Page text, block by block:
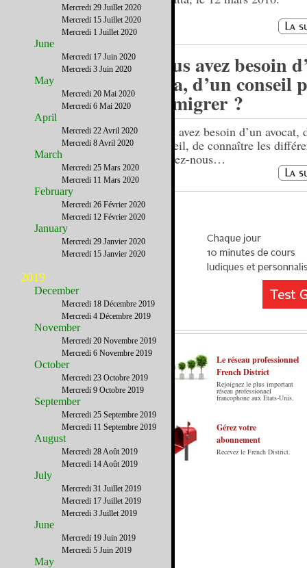
Vous avez besoin
visa, d’un conseil
immigrer ?
Vous avez besoin d’un avocat,
conseil, de connaître les
écrivez-nous…
Le French District est le premier guide sur
internet en Français sur les Etats-Unis.
Notre principe : Le meilleur des Etats-Unis
par ceux qui y vivent.
Le réseau professionnel
French District
Rejoignez le plus important
réseau professionnel
francophone aux Etats-Unis.
Gérez votre
abonnement
Recevez le French District.
Mercredi 29 Juillet 2020
Mercredi 15 Juillet 2020
Mercredi 1 Juillet 2020
June
Mercredi 17 Juin 2020
Mercredi 3 Juin 2020
May
Mercredi 20 Mai 2020
Mercredi 6 Mai 2020
April
Mercredi 22 Avril 2020
Mercredi 8 Avril 2020
March
Mercredi 25 Mars 2020
Mercredi 11 Mars 2020
February
Mercredi 26 Février 2020
Mercredi 12 Février 2020
January
Mercredi 29 Janvier 2020
Mercredi 15 Janvier 2020
2019
December
Mercredi 18 Décembre 2019
Mercredi 4 Décembre 2019
November
Mercredi 20 Novembre 2019
Mercredi 6 Novembre 2019
October
Mercredi 23 Octobre 2019
Mercredi 9 Octobre 2019
September
Mercredi 25 Septembre 2019
Mercredi 11 Septembre 2019
August
Mercredi 28 Août 2019
Mercredi 14 Août 2019
July
Mercredi 31 Juillet 2019
Mercredi 17 Juillet 2019
Mercredi 3 Juillet 2019
June
Mercredi 19 Juin 2019
Mercredi 5 Juin 2019
May